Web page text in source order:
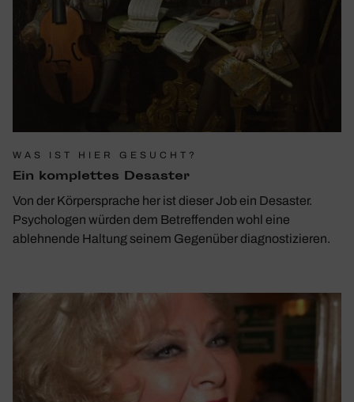
WAS IST HIER GESUCHT?
Ein komplettes Desaster
Von der Körpersprache her ist dieser Job ein Desaster.
Psychologen würden dem Betreffenden wohl eine
ablehnende Haltung seinem Gegenüber diagnostizieren.